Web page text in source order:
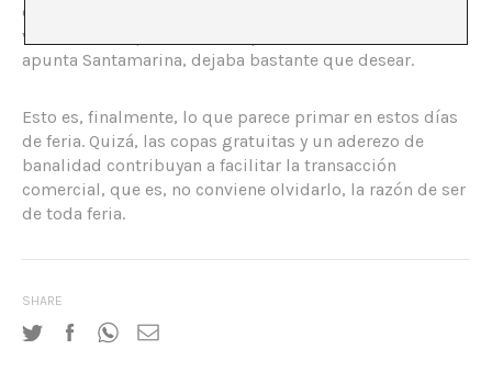
eventos como desayunos, inauguraciones o fiestas
varias, en las que la música, por cierto, como bien
apunta Santamarina, dejaba bastante que desear.
Esto es, finalmente, lo que parece primar en estos días
de feria. Quizá, las copas gratuitas y un aderezo de
banalidad contribuyan a facilitar la transacción
comercial, que es, no conviene olvidarlo, la razón de ser
de toda feria.
SHARE